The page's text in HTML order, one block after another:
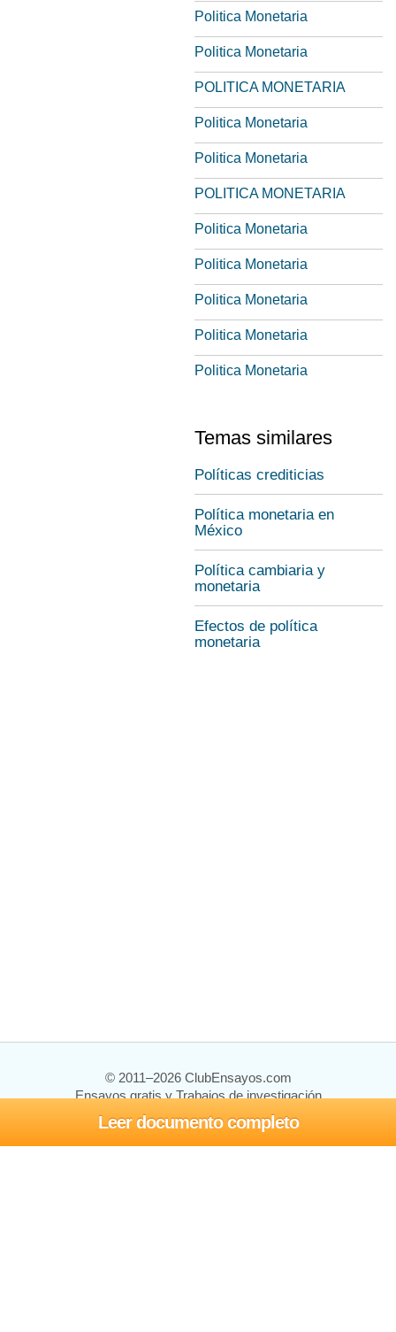
Leer documento completo
Politica Monetaria
Politica Monetaria
POLITICA MONETARIA
Politica Monetaria
Politica Monetaria
POLITICA MONETARIA
Politica Monetaria
Politica Monetaria
Politica Monetaria
Politica Monetaria
Politica Monetaria
Temas similares
Políticas crediticias
Política monetaria en
México
Política cambiaria y
monetaria
Efectos de política
monetaria
© 2011–2026 ClubEnsayos.com
Ensayos gratis y Trabajos de investigación